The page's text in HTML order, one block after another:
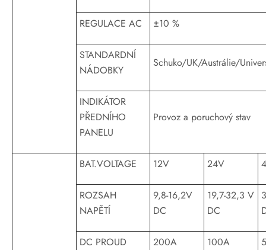
REGULACE AC ±10 %
STANDARDNÍ
NÁDOBKY
Schuko/UK/Austrálie/
INDIKÁTOR
PŘEDNÍHO
PANELU
Provoz a poruchový stav
BAT.VOLTAGE 12V 24V
ROZSAH
NAPĚTÍ
9,8-16,2V
DC
19,7-32,3 V
DC
DC PROUD 200A 100A